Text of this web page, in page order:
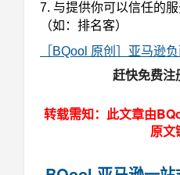
7. 与提供你可以信任的
（如：排名客）
［BQool 原创］亚马逊
赶快免费注
转载需知：此文章由
原文